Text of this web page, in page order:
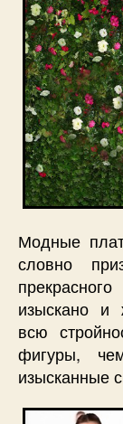
Модные
словно
изыскано и
всю
фигуры,
изысканные